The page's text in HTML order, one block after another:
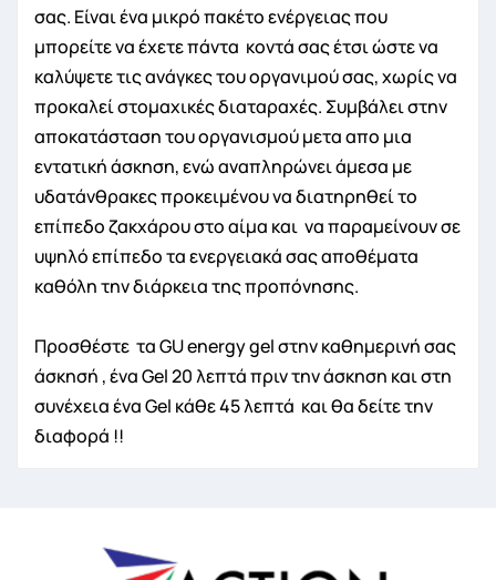
σας. Είναι ένα μικρό πακέτο ενέργειας που
μπορείτε να έχετε πάντα κοντά σας έτσι ώστε να
καλύψετε τις ανάγκες του οργανιμού σας, χωρίς να
προκαλεί στομαχικές διαταραχές. Συμβάλει στην
αποκατάσταση του οργανισμού μετα απο μια
εντατική άσκηση, ενώ αναπληρώνει άμεσα με
υδατάνθρακες προκειμένου να διατηρηθεί το
επίπεδο ζακχάρου στο αίμα και να παραμείνουν σε
υψηλό επίπεδο τα ενεργειακά σας αποθέματα
καθόλη την διάρκεια της προπόνησης.
Προσθέστε τα GU energy gel στην καθημερινή σας
άσκησή , ένα Gel 20 λεπτά πριν την άσκηση και στη
συνέχεια ένα Gel κάθε 45 λεπτά και θα δείτε την
διαφορά !!